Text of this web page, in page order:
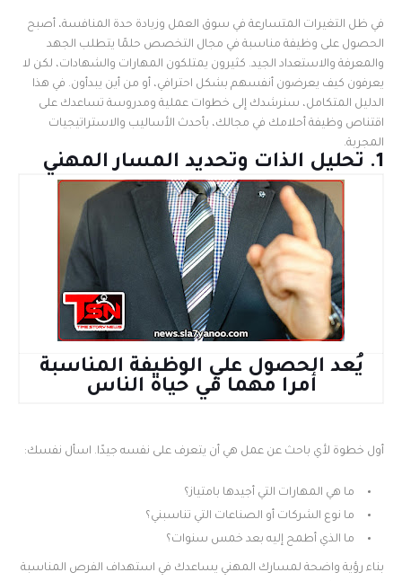
في ظل التغيرات المتسارعة في سوق العمل وزيادة حدة المنافسة، أصبح
الحصول على وظيفة مناسبة في مجال التخصص حلمًا يتطلب الجهد
والمعرفة والاستعداد الجيد. كثيرون يمتلكون المهارات والشهادات، لكن لا
يعرفون كيف يعرضون أنفسهم بشكل احترافي، أو من أين يبدأون. في هذا
الدليل المتكامل، سنرشدك إلى خطوات عملية ومدروسة تساعدك على
اقتناص وظيفة أحلامك في مجالك، بأحدث الأساليب والاستراتيجيات
المجربة.
1. تحليل الذات وتحديد المسار المهني
يُعد الحصول علي الوظيفة المناسبة
أمرا مهما في حياة الناس
أول خطوة لأي باحث عن عمل هي أن يتعرف على نفسه جيدًا. اسأل نفسك:
ما هي المهارات التي أجيدها بامتياز؟
ما نوع الشركات أو الصناعات التي تناسبني؟
ما الذي أطمح إليه بعد خمس سنوات؟
بناء رؤية واضحة لمسارك المهني يساعدك في استهداف الفرص المناسبة